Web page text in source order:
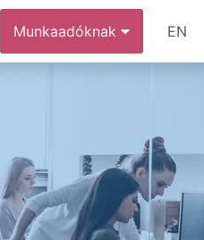
Munkaadóknak EN